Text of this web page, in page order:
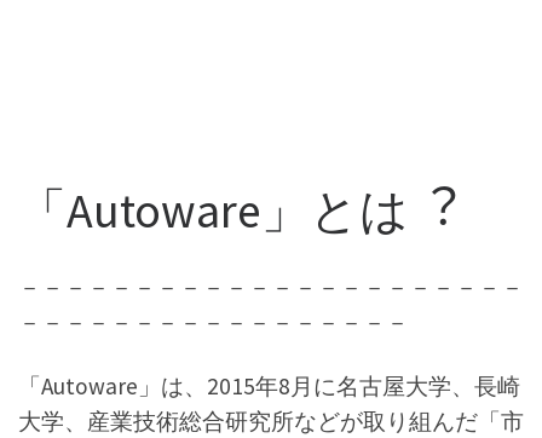
「Autoware」とは︖
－－－－－－－－－－－－－－－－－－－－－－
－－－－－－－－－－－－－－－－－
「Autoware」は、2015年8月に名古屋大学、長崎
大学、産業技術総合研究所などが取り組んだ「市